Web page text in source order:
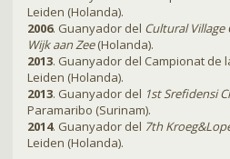
Leiden (Holanda).
2006. Guanyador del Cultural Village
Wijk aan Zee(Holanda).
2013. Guanyador del Campionat de
Leiden (Holanda).
2013. Guanyador del 1st Srefidensi
Paramaribo (Surinam).
2014. Guanyador del 7th
Leiden (Holanda).